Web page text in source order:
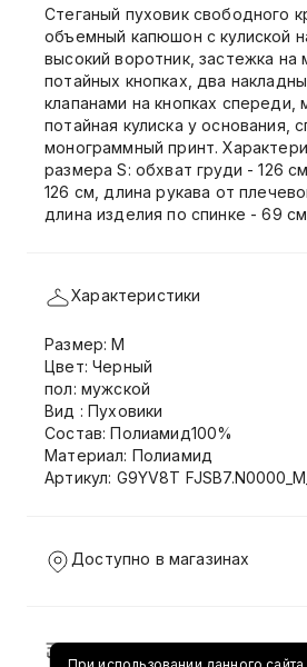
Стеганый пуховик свободного
объемный капюшон с кулиской
высокий воротник, застежка на
потайных кнопках, два
клапанами на кнопках спереди,
потайная кулиска у основания,
монограммный принт.
размера S: обхват груди - 126
126 см, длина рукава от
длина изделия по спинке - 69
Характеристики
Размер: M
Цвет: Черный
пол: мужской
Вид : Пуховики
Состав: Полиамид100%
Материал: Полиамид
Артикул: G9YV8T
Доступно в магазинах
Доставка и возврат